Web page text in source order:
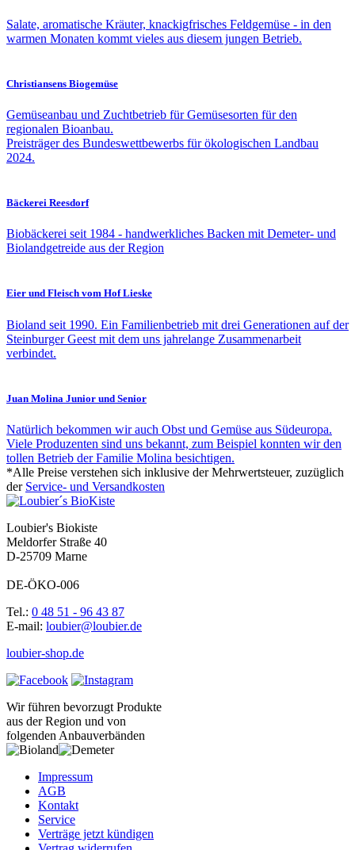
Salate, aromatische Kräuter, knackigfrisches Feldgemüse - in den
warmen Monaten kommt vieles aus diesem jungen Betrieb.
Christiansens Biogemüse
Gemüseanbau und Zuchtbetrieb für Gemüsesorten für den
regionalen Bioanbau.
Preisträger des Bundeswettbewerbs für ökologischen Landbau
2024.
Bäckerei Reesdorf
Biobäckerei seit 1984 - handwerkliches Backen mit Demeter- und
Biolandgetreide aus der Region
Eier und Fleisch vom Hof Lieske
Bioland seit 1990. Ein Familienbetrieb mit drei Generationen auf der
Steinburger Geest mit dem uns jahrelange Zusammenarbeit
verbindet.
Juan Molina Junior und Senior
Natürlich bekommen wir auch Obst und Gemüse aus Südeuropa.
Viele Produzenten sind uns bekannt, zum Beispiel konnten wir den
tollen Betrieb der Familie Molina besichtigen.
*Alle Preise verstehen sich inklusive der Mehrwertsteuer, zuzüglich
der Service- und Versandkosten
Loubier's Biokiste
Meldorfer Straße 40
D-25709 Marne
DE-ÖKO-006
Tel.: 0 48 51 - 96 43 87
E-mail: loubier@loubier.de
loubier-shop.de
Wir führen bevorzugt Produkte
aus der Region und von
folgenden Anbauverbänden
Impressum
AGB
Kontakt
Service
Verträge jetzt kündigen